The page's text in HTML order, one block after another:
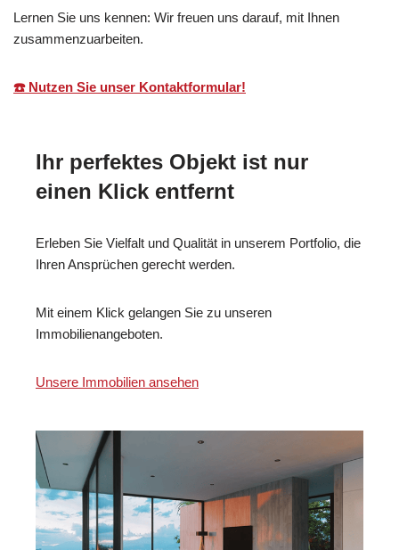
Lernen Sie uns kennen: Wir freuen uns darauf, mit Ihnen
zusammenzuarbeiten.
☎️ Nutzen Sie unser Kontaktformular!
Ihr perfektes Objekt ist nur
einen Klick entfernt
Erleben Sie Vielfalt und Qualität in unserem Portfolio, die
Ihren Ansprüchen gerecht werden.
Mit einem Klick gelangen Sie zu unseren
Immobilienangeboten.
Unsere Immobilien ansehen